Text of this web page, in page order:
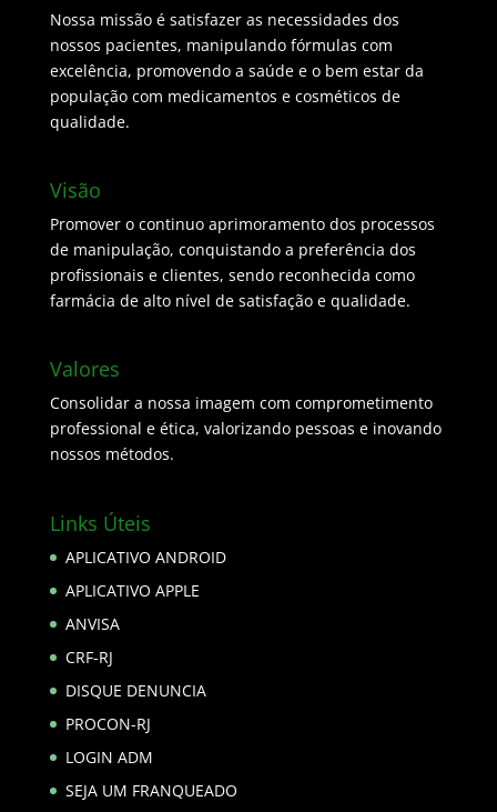
Nossa missão é satisfazer as necessidades dos
nossos pacientes, manipulando fórmulas com
excelência, promovendo a saúde e o bem estar da
população com medicamentos e cosméticos de
qualidade.
Visão
Promover o continuo aprimoramento dos processos
de manipulação, conquistando a preferência dos
profissionais e clientes, sendo reconhecida como
farmácia de alto nível de satisfação e qualidade.
Valores
Consolidar a nossa imagem com comprometimento
professional e ética, valorizando pessoas e inovando
nossos métodos.
Links Úteis
APLICATIVO ANDROID
APLICATIVO APPLE
ANVISA
CRF-RJ
DISQUE DENUNCIA
PROCON-RJ
LOGIN ADM
SEJA UM FRANQUEADO